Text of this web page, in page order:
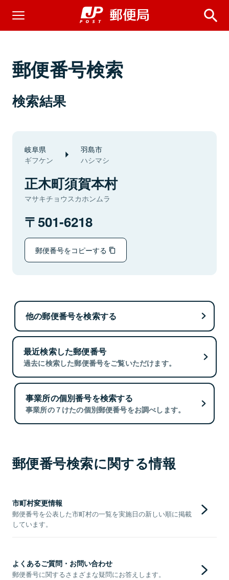
郵便番号検索
検索結果
岐阜県
ギフケン
羽島市
ハシマシ
正木町須賀本村
マサキチョウスカホンムラ
501-6218
郵便番号をコピーする
他の郵便番号を検索する
最近検索した郵便番号
過去に検索した郵便番号をご覧いただけます。
事業所の個別番号を検索する
事業所の７けたの個別郵便番号をお調べします。
郵便番号検索に関する情報
市町村変更情報
郵便番号を公表した市町村の一覧を実施日の新しい順に掲載
しています。
よくあるご質問・お問い合わせ
郵便番号に関するさまざまな疑問にお答えします。